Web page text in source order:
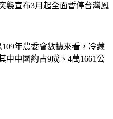
襲宣布3月起全面暫停台灣鳳
年農委會數據來看，冷藏
中中國約占9成、4萬1661公